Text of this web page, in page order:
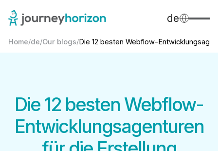
de
Home/de/Our blogs/Die 12 besten Webflow-
Die 12 besten Webflow-
Entwicklungsagenturen